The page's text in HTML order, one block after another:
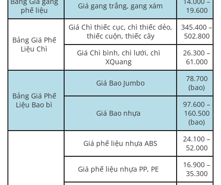
phế liệu
Giá gang trắng, gang xám
19.600
Bảng Giá Phế
Liệu Chì
Giá Chì thiếc cục, chì thiếc dẻo,
thiếc cuộn, thiếc cây
345.400 –
502.800
Giá Chì bình, chì lưới, chì
XQuang
26.300 –
61.000
Bảng Giá Phế
Liệu Bao bì
Giá Bao Jumbo
78.700
(bao)
Giá Bao nhựa
97.600 –
160.500
(bao)
Giá phế liệu nhựa ABS
24.100 –
52.000
Giá phế liệu nhựa PP, PE
16.900 –
35.300